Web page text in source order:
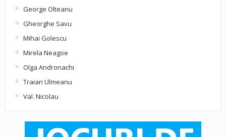
George Olteanu
Gheorghe Savu
Mihai Golescu
Mirela Neagoe
Olga Andronachi
Traian Ulmeanu
Val. Nicolau